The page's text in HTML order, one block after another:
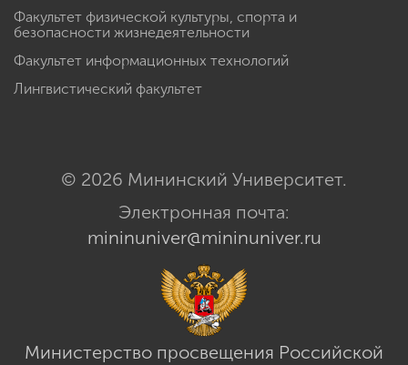
Факультет физической культуры, спорта и
безопасности жизнедеятельности
Факультет информационных технологий
Лингвистический факультет
© 2026 Мининский Университет.
Электронная почта:
mininuniver@mininuniver.ru
Министерство просвещения Российской